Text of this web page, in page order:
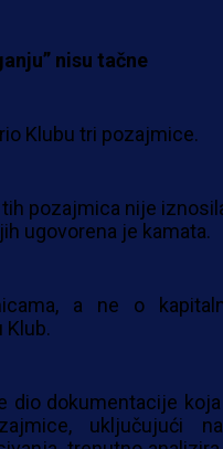
nisu tačne
Klubu tri pozajmice.
pozajmica nije
ugovorena je kamata.
a ne o
Klub.
dio dokumentacije
uključujući